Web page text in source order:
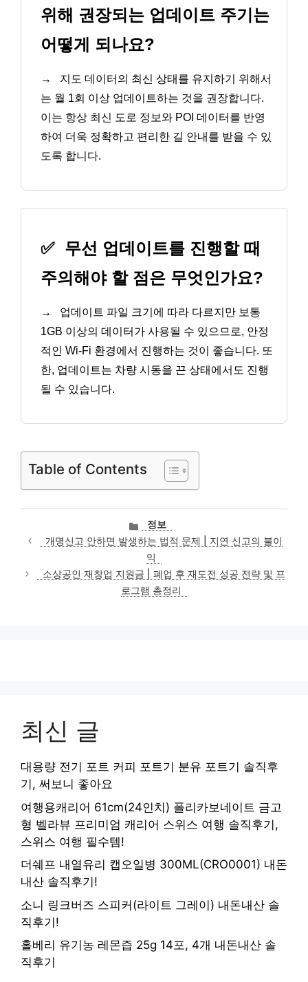
위해 권장되는 업데이트 주기는
어떻게 되나요?
→
지도 데이터의 최신 상태를 유지하기 위해서
는 월 1회 이상 업데이트하는 것을 권장합니다.
이는 항상 최신 도로 정보와 POI 데이터를 반영
하여 더욱 정확하고 편리한 길 안내를 받을 수 있
도록 합니다.
✅ 무선 업데이트를 진행할 때
주의해야 할 점은 무엇인가요?
→
업데이트 파일 크기에 따라 다르지만 보통
1GB 이상의 데이터가 사용될 수 있으므로, 안정
적인 Wi-Fi 환경에서 진행하는 것이 좋습니다. 또
한, 업데이트는 차량 시동을 끈 상태에서도 진행
될 수 있습니다.
Table of Contents
카
테
고
리
정보
개명신고 안하면 발생하는 법적 문제 | 지연 신고의 불이
익
소상공인 재창업 지원금 | 폐업 후 재도전 성공 전략 및 프
로그램 총정리
최신 글
대용량 전기 포트 커피 포트기 분유 포트기 솔직후
기, 써보니 좋아요
여행용캐리어 61cm(24인치) 폴리카보네이트 금고
형 벨라뷰 프리미엄 캐리어 스위스 여행 솔직후기,
스위스 여행 필수템!
더쉐프 내열유리 캡오일병 300ML(CRO0001) 내돈
내산 솔직후기!
소니 링크버즈 스피커(라이트 그레이) 내돈내산 솔
직후기!
홀베리 유기농 레몬즙 25g 14포, 4개 내돈내산 솔
직후기